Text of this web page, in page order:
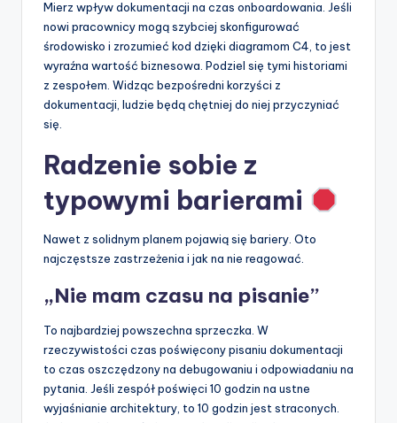
Mierz wpływ dokumentacji na czas onboardowania. Jeśli
nowi pracownicy mogą szybciej skonfigurować
środowisko i zrozumieć kod dzięki diagramom C4, to jest
wyraźna wartość biznesowa. Podziel się tymi historiami
z zespołem. Widząc bezpośredni korzyści z
dokumentacji, ludzie będą chętniej do niej przyczyniać
się.
Radzenie sobie z
typowymi barierami
Nawet z solidnym planem pojawią się bariery. Oto
najczęstsze zastrzeżenia i jak na nie reagować.
„Nie mam czasu na pisanie”
To najbardziej powszechna sprzeczka. W
rzeczywistości czas poświęcony pisaniu dokumentacji
to czas oszczędzony na debugowaniu i odpowiadaniu na
pytania. Jeśli zespół poświęci 10 godzin na ustne
wyjaśnianie architektury, to 10 godzin jest straconych.